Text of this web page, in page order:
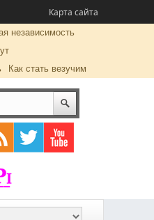
Карта сайта
независимость
Как стать везучим